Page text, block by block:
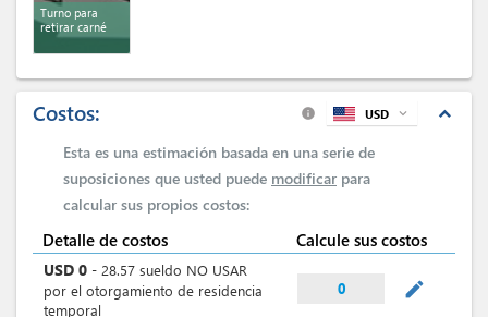
Turno para
retirar carné
Costos: expand_less
info USD expand_more
Esta es una estimación basada en una serie de
suposiciones que usted puede modificar para
calcular sus propios costos:
Detalle de costos Calcule sus costos
USD 0 - 28.57 sueldo NO USAR
por el otorgamiento de residencia
temporal
0 mode_edit